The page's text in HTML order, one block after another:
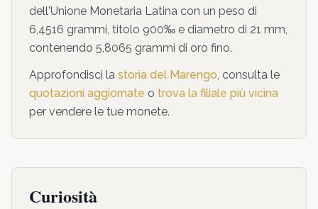
dell'Unione Monetaria Latina con un peso di
6,4516 grammi, titolo 900‰ e diametro di 21 mm,
contenendo 5,8065 grammi di oro fino.
Approfondisci la storia del Marengo, consulta le
quotazioni aggiornate o trova la filiale più vicina
per vendere le tue monete.
Curiosità